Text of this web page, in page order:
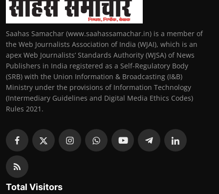
Saahas Samachar (www.saahassamachar.in) is a member of
the Web Journalists Association of India (WJAI), which is an
apex Web Journalists’ Standards Authority (WJSA) of News
Publishers in India registered as a Self-Regulatory Body
(SRB) with the Union Information & Broadcasting (I&B)
Ministry under the provisions of Information Technology
(Intermediary Guidelines and Digital Media Ethics Codes)
Rules 2021.
Total Visitors